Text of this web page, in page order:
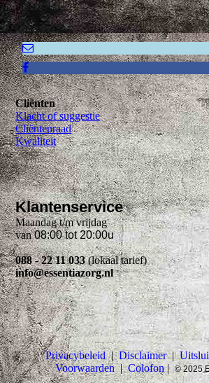
Cliënten
Klacht of suggestie
Cliëntenraad
Kwaliteit
Klantenservice
Maandag t/m vrijdag
van08:00 tot 20:00u
088 - 22 11 033(lokaal tarief)
info@essentiazorg.nl
Privacybeleid|Disclaimer|
Voorwaarden|Colofon|© 2025